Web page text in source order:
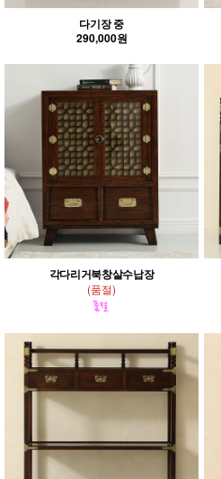
다기장 중
290,000원
각다리거북창살수납장
(품절)